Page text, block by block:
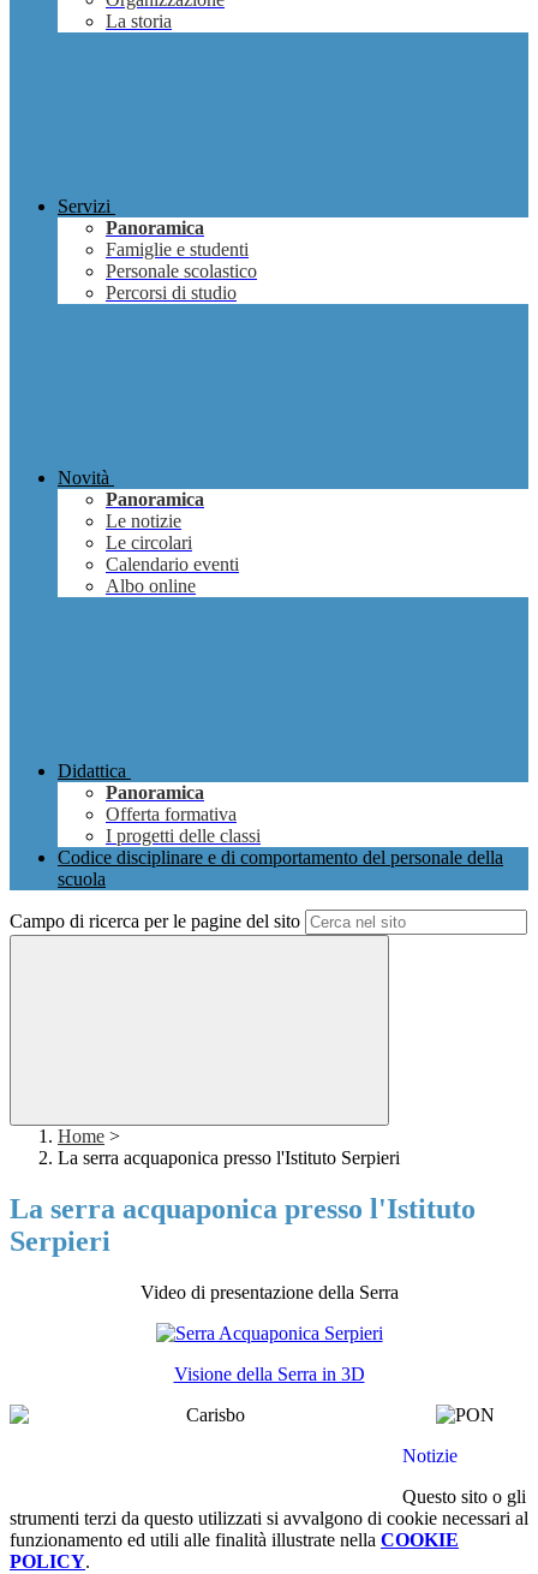
La storia
Servizi
Panoramica
Famiglie e studenti
Personale scolastico
Percorsi di studio
Novità
Panoramica
Le notizie
Le circolari
Calendario eventi
Albo online
Didattica
Panoramica
Offerta formativa
I progetti delle classi
Codice disciplinare e di comportamento del personale della
scuola
Campo di ricerca per le pagine del sito
Home >
La serra acquaponica presso l'Istituto Serpieri
La serra acquaponica presso l'Istituto
Serpieri
Video di presentazione della Serra
Visione della Serra in 3D
Notizie
Questo sito o gli
strumenti terzi da questo utilizzati si avvalgono di cookie necessari al
funzionamento ed utili alle finalità illustrate nella COOKIE
POLICY.